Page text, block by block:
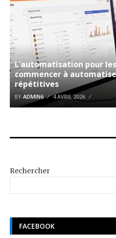
L’automatisation pour
commencer à
répétitives
BY ADMIN6 4 AVRIL 2026
Rechercher
FACEBOOK